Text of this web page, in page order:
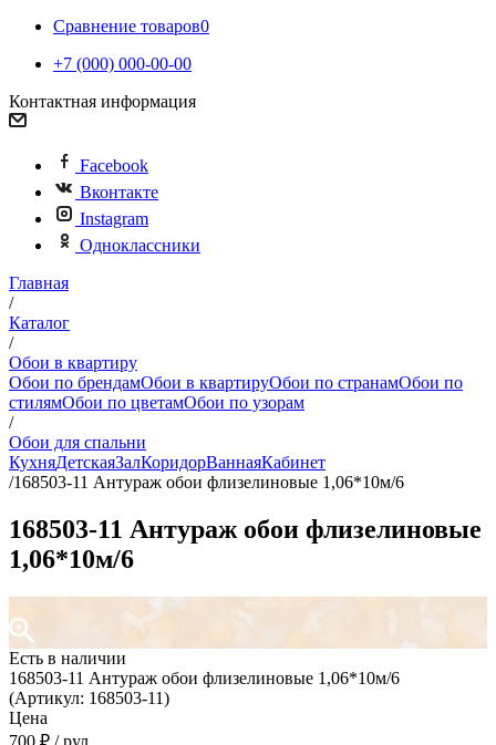
Сравнение товаров0
+7 (000) 000-00-00
Контактная информация
Facebook
Вконтакте
Instagram
Одноклассники
Главная
/
Каталог
/
Обои в квартиру
Обои по брендамОбои в квартируОбои по странамОбои по
стилямОбои по цветамОбои по узорам
/
Обои для спальни
КухняДетскаяЗалКоридорВаннаяКабинет
/168503-11 Антураж обои флизелиновые 1,06*10м/6
168503-11 Антураж обои флизелиновые
1,06*10м/6
Есть в наличии
168503-11 Антураж обои флизелиновые 1,06*10м/6
(Артикул: 168503-11)
Цена